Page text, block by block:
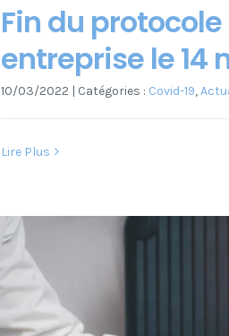
Fin du
entreprise le 14
10/03/2022 | Catégories : Covid-19,
Lire Plus